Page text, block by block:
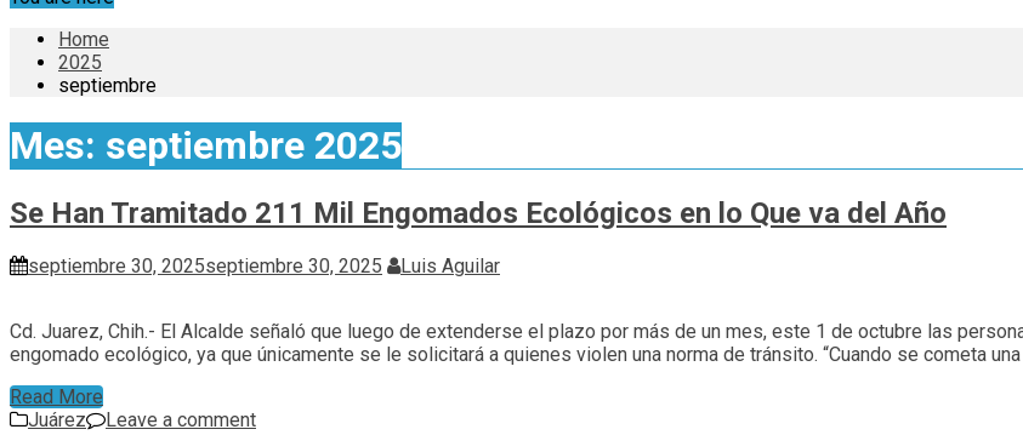
Home
2025
septiembre
Mes: septiembre 2025
Se Han Tramitado 211 Mil Engomados Ecológicos en lo Que va del Año
septiembre 30, 2025septiembre 30, 2025 Luis Aguilar
Cd. Juarez, Chih.- El Alcalde señaló que luego de extenderse el plazo por más de un mes, este 1 de octubre las
engomado ecológico, ya que únicamente se le solicitará a quienes violen una norma de tránsito. “Cuando se cometa
Read More
Juárez
Leave a comment